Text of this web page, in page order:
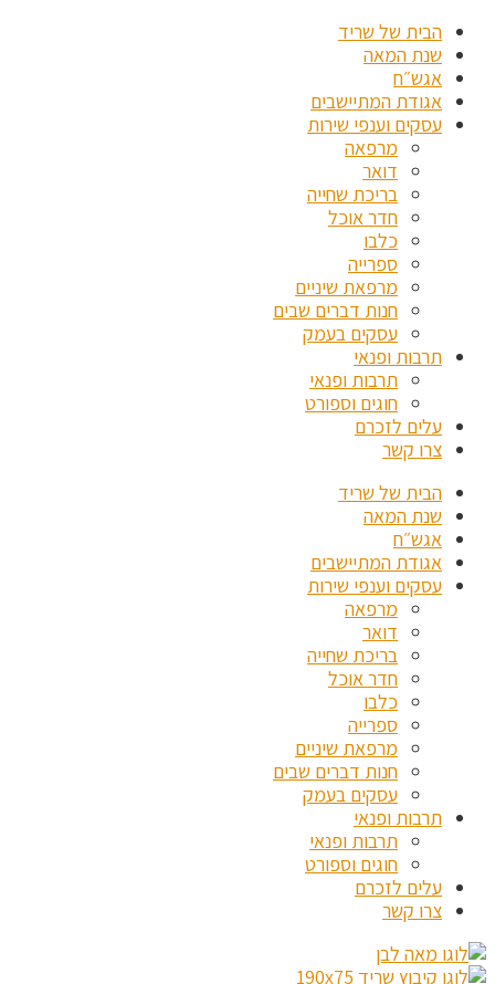
הבית של שריד
שנת המאה
אגש״ח
אגודת המתיישבים
עסקים וענפי שירות
מרפאה
דואר
בריכת שחייה
חדר אוכל
כלבו
ספרייה
מרפאת שיניים
חנות דברים שבים
עסקים בעמק
תרבות ופנאי
תרבות ופנאי
חוגים וספורט
עלים לזכרם
צרו קשר
הבית של שריד
שנת המאה
אגש״ח
אגודת המתיישבים
עסקים וענפי שירות
מרפאה
דואר
בריכת שחייה
חדר אוכל
כלבו
ספרייה
מרפאת שיניים
חנות דברים שבים
עסקים בעמק
תרבות ופנאי
תרבות ופנאי
חוגים וספורט
עלים לזכרם
צרו קשר